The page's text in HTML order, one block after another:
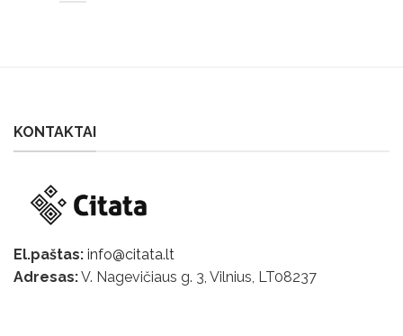
KONTAKTAI
El.paštas: info@citata.lt
Adresas:V. Nagevičiaus g. 3, Vilnius, LT08237